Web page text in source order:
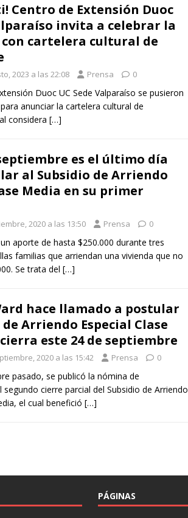
Centro de Extensión Duoc
invita a celebrar la
cartelera cultural de
2023 a las 22:08 Prensa 0
Duoc UC Sede Valparaíso se pusieron
anunciar la cartelera cultural de
considera […]
es el último día
al Subsidio de Arriendo
Media en su primer
2020 a las 13:50 Prensa 0
aporte de hasta $250.000 durante tres
familias que arriendan una vivienda que no
Se trata del […]
hace llamado a postular
Arriendo Especial Clase
este 24 de septiembre
2020 a las 15:42 Prensa 0
pasado, se publicó la nómina de
segundo cierre parcial del Subsidio de Arriendo
el cual benefició […]
PÁGINAS